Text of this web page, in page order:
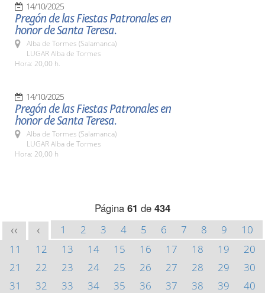
14/10/2025
Pregón de las Fiestas Patronales en
honor de Santa Teresa.
Alba de Tormes (Salamanca)
LUGAR Alba de Tormes
Hora: 20,00 h.
14/10/2025
Pregón de las Fiestas Patronales en
honor de Santa Teresa.
Alba de Tormes (Salamanca)
LUGAR Alba de Tormes
Hora: 20,00 h
Página 61 de 434
<< < 1 2 3 4 5 6 7 8 9
10
11
12 13 14 15 16 17 18 19
20
21
22 23 24 25 26 27 28 29
30
31
32 33 34 35 36 37 38 39
40